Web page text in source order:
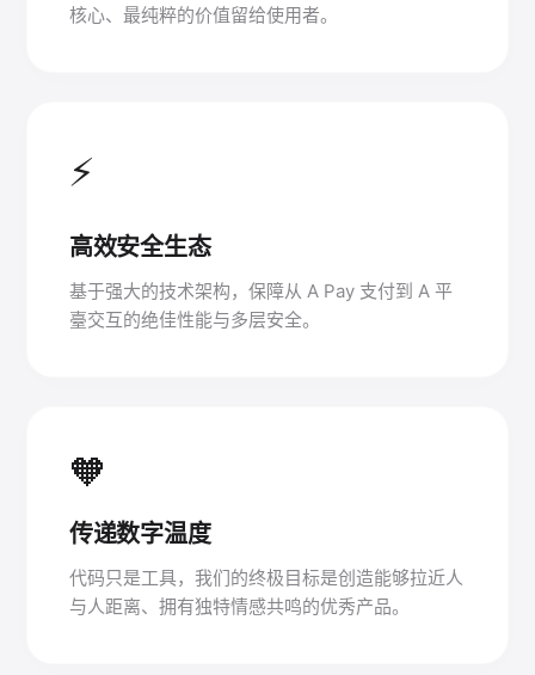
核心、最纯粹的价值留给使用者。
⚡
高效安全生态
基于强大的技术架构，保障从 A Pay 支付到 A 平
臺交互的绝佳性能与多层安全。
🧡
传递数字温度
代码只是工具，我们的终极目标是创造能够拉近人
与人距离、拥有独特情感共鸣的优秀产品。